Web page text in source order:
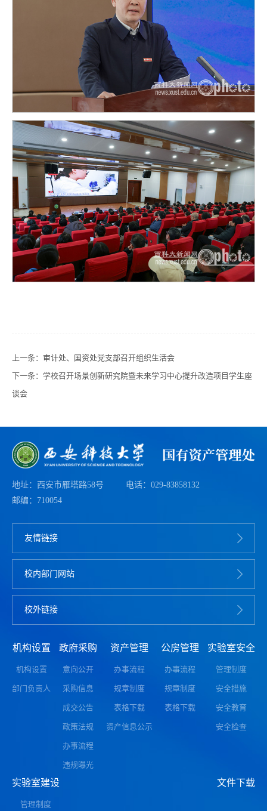
上一条： 审计处、国资处党支部召开组织生活会
下一条： 学校召开场景创新研究院暨未来学习中心提升改造项目学生座
谈会
地址：西安市雁塔路58号
电话：029-83858132
邮编：710054
友情链接
校内部门网站
校外链接
机构设置
机构设置
部门负责人
政府采购
意向公开
采购信息
成交公告
政策法规
办事流程
违规曝光
资产管理
办事流程
规章制度
表格下载
资产信息公示
公房管理
办事流程
规章制度
表格下载
实验室安全
管理制度
安全措施
安全教育
安全检查
实验室建设
管理制度
文件下载